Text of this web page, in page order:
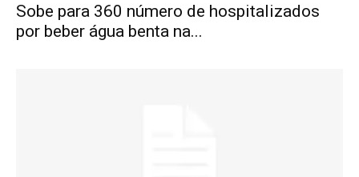
Sobe para 360 número de hospitalizados
por beber água benta na...